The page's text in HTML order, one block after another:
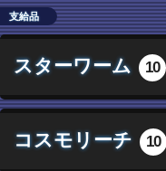
支給品
スターワーム 10
コスモリーチ 10